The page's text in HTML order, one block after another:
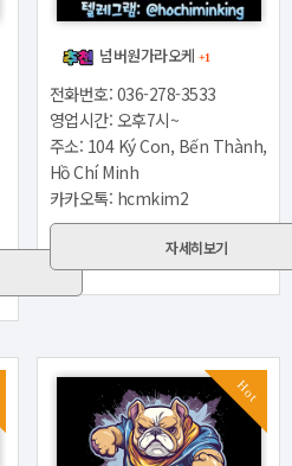
넘버원가라오케 +1
전화번호: 036-278-3533
영업시간: 오후7시~
주소: 104 Ký Con, Bến Thành,
Hồ Chí Minh
카카오톡: hcmkim2
자세히보기
Hot